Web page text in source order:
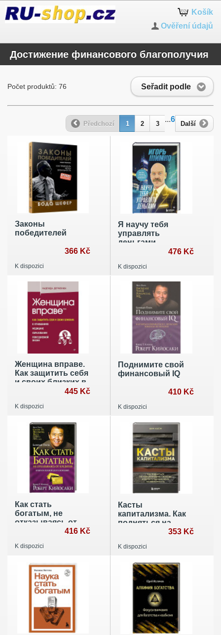
Košík
Ověření údajů
Достижение финансового благополучия
Seřadit podle
Počet produktů: 76
Předchozí 1 2 3
...6
Další
Законы
победителей
366 Kč
K dispozici
Я научу тебя
управлять
деньгами.
финансовой
476 Kč
K dispozici
Женщина вправе.
Как защитить себя
и своих близких в
отношениях,
образовании,
жизни
445 Kč
K dispozici
Поднимите свой
финансовый IQ
410 Kč
K dispozici
Как стать
богатым, не
отказываясь от
416 Kč
K dispozici
Касты
капитализма. Как
подняться на
новой уровень
обрести
независимость
353 Kč
K dispozici